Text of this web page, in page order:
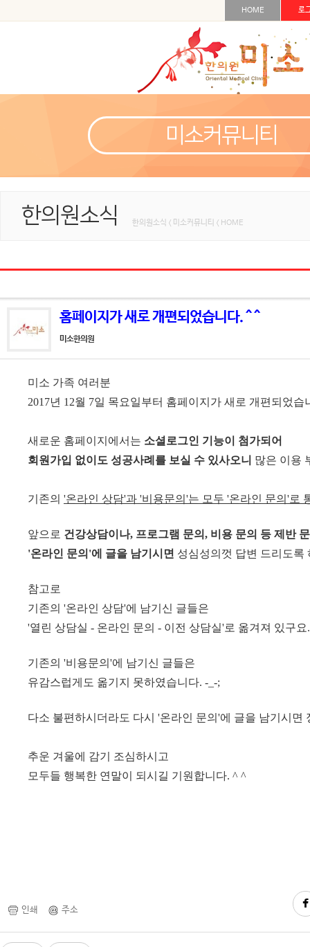
HOME 로
미소커뮤니티
한의원소식 한의원소식 < 미소커뮤니티 < HOME
홈페이지가 새로 개편되었습니다. ^ ^
미소한의원
미소 가족 여러분
2017년 12월 7일 목요일부터 홈페이지가 새로 개편되었습
새로운 홈페이지에서는 소셜로그인 기능이 첨가되어
회원가입 없이도 성공사례를 보실 수 있사오니 많은 이용
기존의 '온라인 상담'과 '비용문의'는 모두 '온라인 문의'로
앞으로 건강상담이나, 프로그램 문의, 비용 문의 등 제반
'온라인 문의'에
글을 남기시면 성심성의껏 답변 드리도록
참고로
기존의 '온라인 상담'에 남기신 글들은
'열린 상담실 - 온라인 문의 - 이전 상담실'로 옮겨져 있구요
기존의 '비용문의'에 남기신 글들은
유감스럽게도 옮기지 못하였습니다. -_-;
다소 불편하시더라도 다시 '온라인 문의'에 글을 남기시면
추운 겨울에 감기 조심하시고
모두들 행복한 연말이 되시길 기원합니다. ^ ^
인쇄 주소